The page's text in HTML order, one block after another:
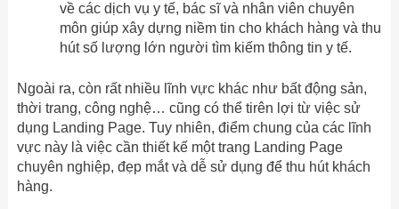
về các dịch vụ y tế, bác sĩ và nhân viên chuyên
môn giúp xây dựng niềm tin cho khách hàng và thu
hút số lượng lớn người tìm kiếm thông tin y tế.
Ngoài ra, còn rất nhiều lĩnh vực khác như bất động sản,
thời trang, công nghệ… cũng có thể tirên lợi từ việc sử
dụng Landing Page. Tuy nhiên, điểm chung của các lĩnh
vực này là việc cần thiết kế một trang Landing Page
chuyên nghiệp, đẹp mắt và dễ sử dụng để thu hút khách
hàng.